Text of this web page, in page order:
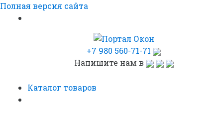
Полная версия сайта
+7 980 560-71-71
Напишите нам в
Каталог товаров